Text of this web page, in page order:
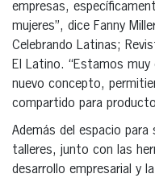
empresas,
mujeres”, dice Fanny
Celebrando Latinas;
El Latino. “Estamos
nuevo concepto,
compartido para
Además del espacio
talleres, junto con las
desarrollo empresarial y